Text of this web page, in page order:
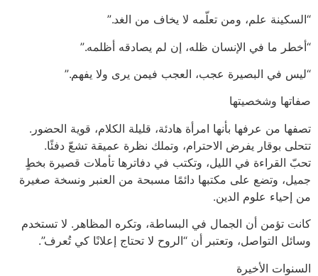
“السكينة علم، ومن تعلّمه لا يخاف من الغد.”
“أخطر ما في الإنسان ظله، إن لم يصادقه أظلمه.”
“ليس في البصيرة عجب، العجب فيمن يرى ولا يفهم.”
صفاتها وشخصيتها
تصفها من عرفها بأنها امرأة هادئة، قليلة الكلام، قوية الحضور.
تتحلى بوقار يفرض الاحترام، وتملك نظرة عميقة تشعّ دفئًا.
تحبّ القراءة في الليل، وتكتب في دفاترها تأملات قصيرة بخطٍ
جميل، وتضع على مكتبها دائمًا مسبحة من العنبر ونسخة صغيرة
من إحياء علوم الدين.
كانت تؤمن أن الجمال في البساطة، وتكره المظاهر. لا تستخدم
وسائل التواصل، وتعتبر أن “الروح لا تحتاج إعلانًا كي تُعرف”.
السنوات الأخيرة